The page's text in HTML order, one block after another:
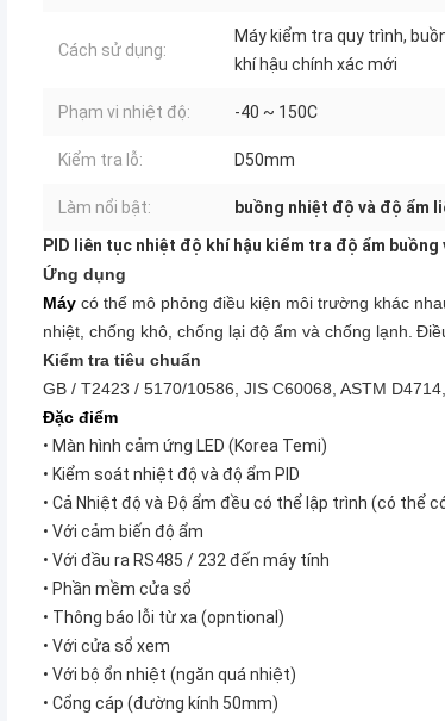
Cách sử dụng:
Máy kiểm tra quy trình,
khí hậu chính xác mới
Phạm vi nhiệt độ: -40 ~ 150C
Kiểm tra lỗ: D50mm
Làm nổi bật: buồng nhiệt độ và độ ẩm
PID liên tục nhiệt độ khí hậu kiểm tra độ ẩm
Ứng dụng
Máy có thể mô phỏng điều kiện môi trường khác
nhiệt, chống khô, chống lại độ ẩm và chống lạnh.
Kiểm tra tiêu chuẩn
GB / T2423 / 5170/10586, JIS C60068, ASTM
Đặc điểm
• Màn hình cảm ứng LED (Korea Temi)
• Kiểm soát nhiệt độ và độ ẩm PID
• Cả Nhiệt độ và Độ ẩm đều có thể lập trình (có thể
• Với cảm biến độ ẩm
• Với đầu ra RS485 / 232 đến máy tính
• Phần mềm cửa sổ
• Thông báo lỗi từ xa (opntional)
• Với cửa sổ xem
• Với bộ ổn nhiệt (ngăn quá nhiệt)
• Cổng cáp (đường kính 50mm)